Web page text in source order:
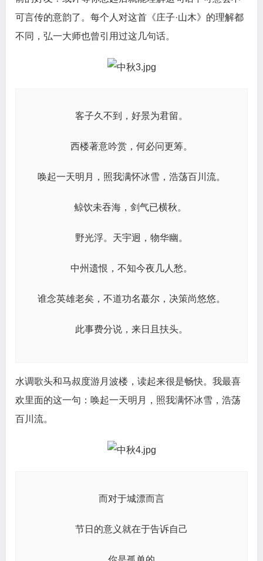
可言传的意韵了。每个人对这首《庄子·山木》的理解都
不同，弘一大师也曾引用过这几句话。
客子久不到，好景为君留。
西楼著意吟赏，何必问更筹。
唤起一天明月，照我满怀冰雪，浩荡百川流。
鲸饮未吞海，剑气已横秋。
野光浮。天宇迥，物华幽。
中州遗恨，不知今夜几人愁。
谁念英雄老矣，不道功名蕞尔，决策尚悠悠。
此事费分说，来日且扶头。
水调歌头和马叔度游月波楼，读起来很是畅快。我最喜
欢里面的这一句：唤起一天明月，照我满怀冰雪，浩荡
百川流。
而对于城漂而言
节日的意义就在于告诉自己